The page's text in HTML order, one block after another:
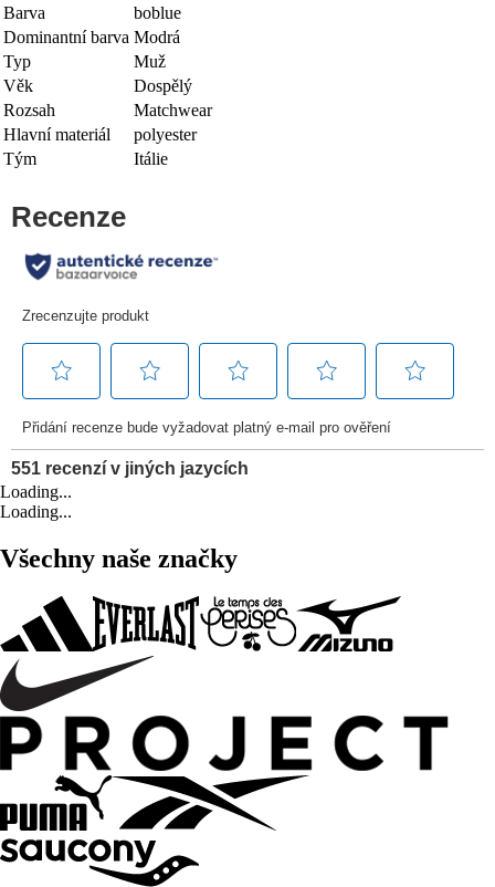
Barva
boblue
Dominantní barva Modrá
Typ
Muž
Věk
Dospělý
Rozsah
Matchwear
Hlavní materiál
polyester
Tým
Itálie
Loading...
Loading...
Všechny naše značky